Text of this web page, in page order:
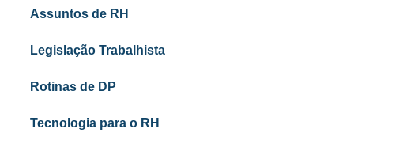
Assuntos de RH
Legislação Trabalhista
Rotinas de DP
Tecnologia para o RH